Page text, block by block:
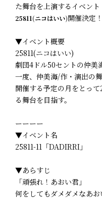
た舞台を上演するイベント
25811(ニコはいい)開催決定！
▼イベント概要
25811(ニコはいい)
劇団4ドル50セントの仲美
一度、仲美海/作・演出の
開催する予定の月をとっ
る舞台を目指す。
ーーーー
▼イベント名
25811-11「DADIRRI」
▼あらすじ
「頑張れ！あおい君」
何をしてもダメダメなあ